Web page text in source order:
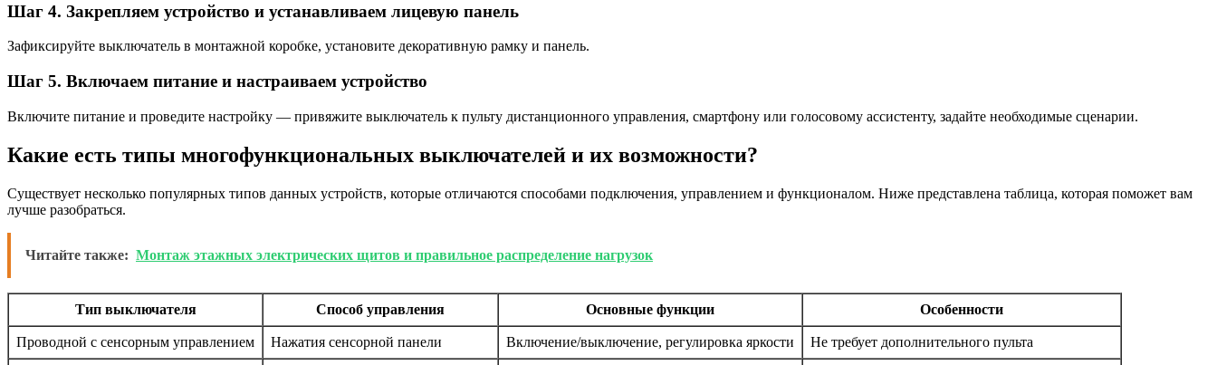
Шаг 4. Закрепляем устройство и устанавливаем лицевую панель
Зафиксируйте выключатель в монтажной коробке, установите декоративную рамку и панель.
Шаг 5. Включаем питание и настраиваем устройство
Включите питание и проведите настройку — привяжите выключатель к пульту дистанционного управления, смартфону или голосовому ассистенту, задайте необходимые сценарии.
Какие есть типы многофункциональных выключателей и их возможности?
Существует несколько популярных типов данных устройств, которые отличаются способами подключения, управлением и функционалом. Ниже представлена таблица, которая поможет вам
лучше разобраться.
Читайте также: Монтаж этажных электрических щитов и правильное распределение нагрузок
Тип выключателя Способ управления Основные функции Особенности
Проводной с сенсорным управлением Нажатия сенсорной панели Включение/выключение, регулировка яркости Не требует дополнительного пульта